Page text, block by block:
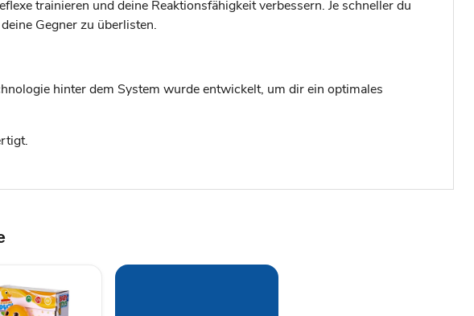
trainieren und deine Reaktionsfähigkeit verbessern. Je schneller du
Gegner zu überlisten.
hinter dem System wurde entwickelt, um dir ein optimales